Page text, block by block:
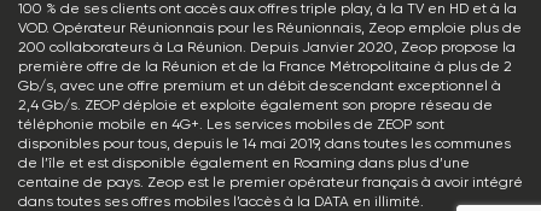
100 % de ses clients ont accès aux offres triple play, à la TV en HD et à la
VOD. Opérateur Réunionnais pour les Réunionnais, Zeop emploie plus de
200 collaborateurs à La Réunion. Depuis Janvier 2020, Zeop propose la
première offre de la Réunion et de la France Métropolitaine à plus de 2
Gb/s, avec une offre premium et un débit descendant exceptionnel à
2,4 Gb/s. ZEOP déploie et exploite également son propre réseau de
téléphonie mobile en 4G+. Les services mobiles de ZEOP sont
disponibles pour tous, depuis le 14 mai 2019, dans toutes les communes
de l’île et est disponible également en Roaming dans plus d’une
centaine de pays. Zeop est le premier opérateur français à avoir intégré
dans toutes ses offres mobiles l’accès à la DATA en illimité.